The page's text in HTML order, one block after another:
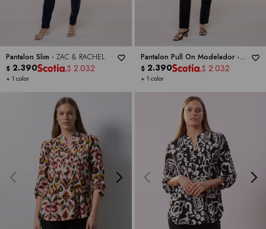
Pantalon Slim - ZAC & RACHEL
+ 1 color
$ 2.390 $ 2.032
Pantalon Pull On Modelador -
ZAC & RACHEL
+ 1 color
$ 2.390 $ 2.032